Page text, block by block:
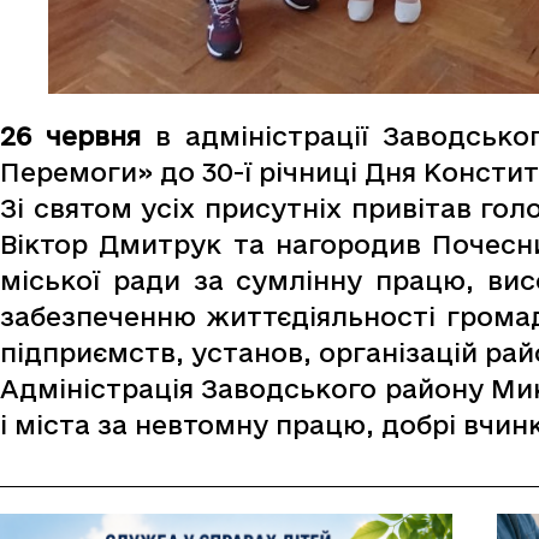
26 червняв адміністрації
Перемоги» до 30-ї річниці Дня
Зі святом усіх присутніх привітав
Віктор Дмитрук та нагородив
міської ради за сумлінну працю,
забезпеченню життєдіяльності
підприємств, установ, організацій
Адміністрація Заводського району
і міста за невтомну працю, добрі